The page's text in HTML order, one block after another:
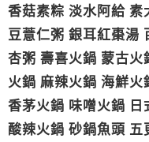
香菇素粽 淡水阿給
豆薏仁粥 銀耳紅棗湯
杏粥 壽喜火鍋 蒙古
火鍋 麻辣火鍋 海鮮
香茅火鍋 味噌火鍋
酸辣火鍋 砂鍋魚頭